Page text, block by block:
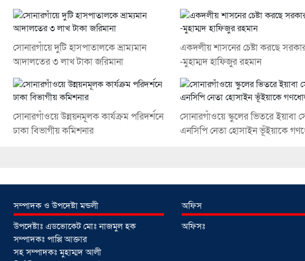
সোনারগাঁয়ে দুটি হাসপাতালকে ভ্রাম্যমান
আদালতের ৩ লাখ টাকা জরিমানা
একদলীয় শাসনের চেষ্টা করছে
-মুহাম্মদ হাফিজুর রহমান
সোনারগাঁওয়ে উন্নয়নমূলক কার্যক্রম পরিদর্শনে
ঢাকা বিভাগীয় কমিশনার
সোনারগাঁওয়ে স্কুলের ভিতরে ইয়াবা
এনসিপি নেতা হোসাইন ভূঁইয়াকে
সম্পাদক ও উপদেষ্টা মন্ডলী
উপদেষ্টাঃ এডভোকেট মোঃ নাজমুল হক
সম্পাদকঃ পাপ্পি আক্তার
সহ সম্পাদকঃ মুহাম্মদ আলী
অফিস
অফিসঃ